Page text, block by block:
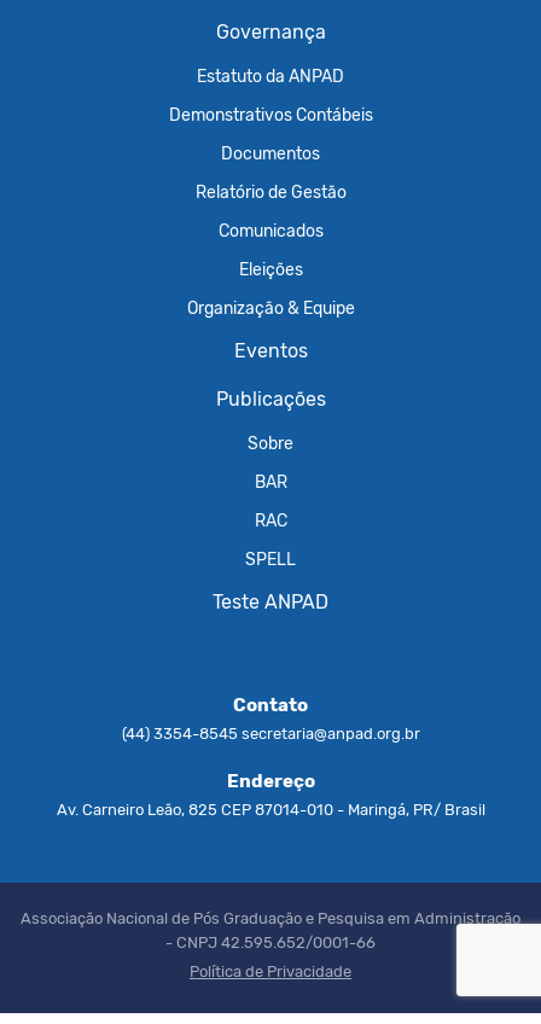
Governança
Estatuto da ANPAD
Demonstrativos Contábeis
Documentos
Relatório de Gestão
Comunicados
Eleições
Organização & Equipe
Eventos
Publicações
Sobre
BAR
RAC
SPELL
Teste ANPAD
Contato
(44) 3354-8545 secretaria@anpad.org.br
Endereço
Av. Carneiro Leão, 825 CEP 87014-010 - Maringá, PR/ Brasil
Associação Nacional de Pós Graduação e Pesquisa em Administração
- CNPJ 42.595.652/0001-66
Política de Privacidade